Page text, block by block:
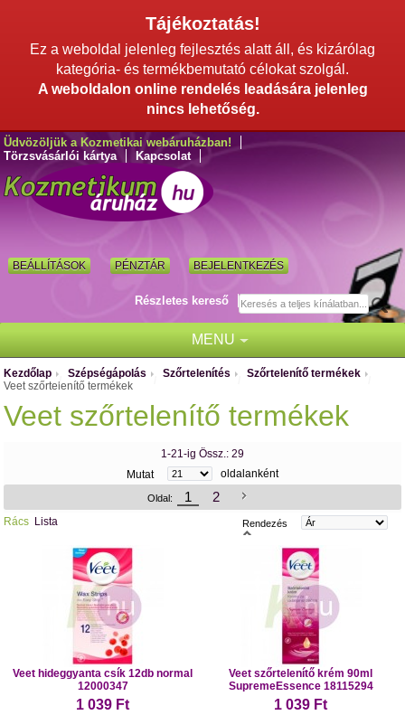
Tájékoztatás!
Ez a weboldal jelenleg fejlesztés alatt áll, és kizárólag
kategória- és termékbemutató célokat szolgál.
A weboldalon online rendelés leadására jelenleg
nincs lehetőség.
Üdvözöljük a Kozmetikai webáruházban!
Törzsvásárlói kártya
Kapcsolat
BEÁLLÍTÁSOK PÉNZTÁR BEJELENTKEZÉS
Részletes kereső
MENU
Kezdőlap
/
Szépségápolás Szőrtelenítés Szőrtelenítő termékek
Veet szőrtelenítő termékek
Veet szőrtelenítő termékek
1-21-ig Össz.: 29
Mutat
oldalanként
Oldal: 1 2
Rács Lista Rendezés
Veet hideggyanta csík 12db normal
12000347
1 039 Ft
Veet szőrtelenítő krém 90ml
SupremeEssence 18115294
1 039 Ft